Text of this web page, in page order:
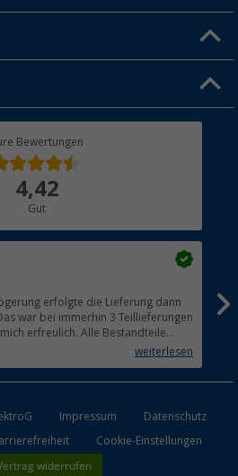
Bewertungen
4,42
Gut
erfolgte die Lieferung dann
war bei immerhin 3 Teillieferungen
erfreulich. Alle Bestandteile
in Ordnung. Das Gerät (Gasgrill)weiterlesen
Impressum
Datenschutz
Cookie-Einstellungen
widerrufen